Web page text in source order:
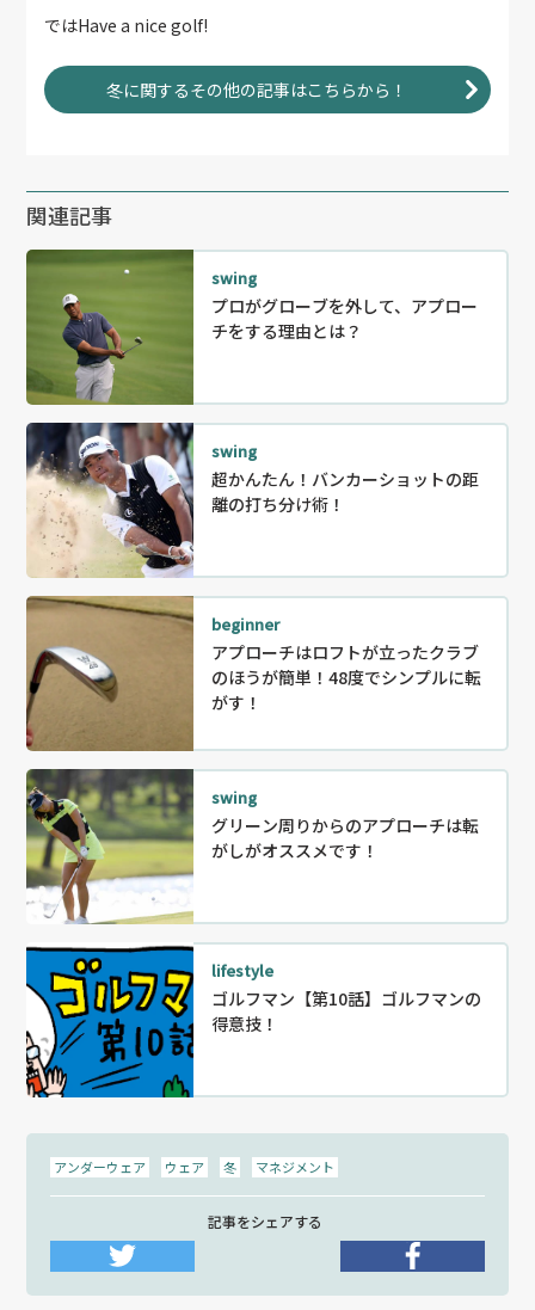
ではHave a nice golf!
冬に関するその他の記事はこちらから！
関連記事
swing
プロがグローブを外して、アプロー
チをする理由とは？
swing
超かんたん！バンカーショットの距
離の打ち分け術！
beginner
アプローチはロフトが立ったクラブ
のほうが簡単！48度でシンプルに転
がす！
swing
グリーン周りからのアプローチは転
がしがオススメです！
lifestyle
ゴルフマン【第10話】ゴルフマンの
得意技！
アンダーウェア ウェア 冬 マネジメント
記事をシェアする